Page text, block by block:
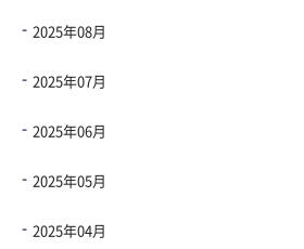
2025年08月
2025年07月
2025年06月
2025年05月
2025年04月